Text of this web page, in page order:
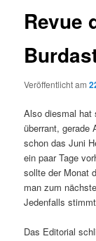
Revue
Veröffentlicht am
Also diesmal hat
überrant, gerade
schon das Juni
ein paar Tage
sollte der Monat
man zum
Jedenfalls
Das Editorial